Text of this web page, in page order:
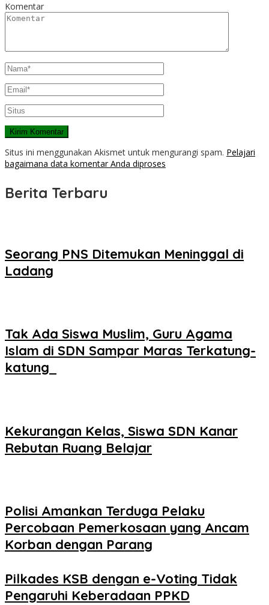
Komentar
Situs ini menggunakan Akismet untuk mengurangi spam. Pelajari
bagaimana data komentar Anda diproses
Berita Terbaru
Seorang PNS Ditemukan Meninggal di
Ladang
Tak Ada Siswa Muslim, Guru Agama
Islam di SDN Sampar Maras Terkatung-
katung ‎
Kekurangan Kelas, Siswa SDN Kanar
Rebutan Ruang Belajar
Polisi Amankan Terduga Pelaku
Percobaan Pemerkosaan yang Ancam
Korban dengan Parang
Pilkades KSB dengan e-Voting Tidak
Pengaruhi Keberadaan PPKD